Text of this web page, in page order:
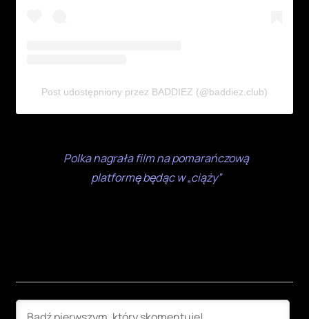
Post udostępniony przez BADDIEZ (@baddiez.club)
Polka nagrała film na pomarańczową
platformę będąc w „ciąży”